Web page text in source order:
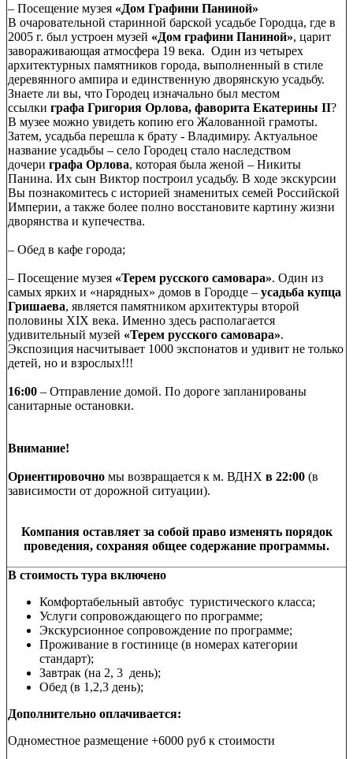
– Посещение музея «Дом Графини Паниной»
В очаровательной старинной барской усадьбе Городца, где в
2005 г. был устроен музей «Дом графини Паниной», царит
завораживающая атмосфера 19 века. Один из четырех
архитектурных памятников города, выполненный в стиле
деревянного ампира и единственную дворянскую усадьбу.
Знаете ли вы, что Городец изначально был местом
ссылки графа Григория Орлова, фаворита Екатерины II?
В музее можно увидеть копию его Жалованной грамоты.
Затем, усадьба перешла к брату - Владимиру. Актуальное
название усадьбы – село Городец стало наследством
дочери графа Орлова, которая была женой – Никиты
Панина. Их сын Виктор построил усадьбу. В ходе экскурсии
Вы познакомитесь с историей знаменитых семей Российской
Империи, а также более полно восстановите картину жизни
дворянства и купечества.
– Обед в кафе города;
– Посещение музея «Терем русского самовара». Один из
самых ярких и «нарядных» домов в Городце – усадьба купца
Гришаева, является памятником архитектуры второй
половины ХIХ века. Именно здесь располагается
удивительный музей «Терем русского самовара».
Экспозиция насчитывает 1000 экспонатов и удивит не только
детей, но и взрослых!!!
16:00 – Отправление домой. По дороге запланированы
санитарные остановки.
Внимание!
Ориентировочно мы возвращается к м. ВДНХ в 22:00 (в
зависимости от дорожной ситуации).
Компания оставляет за собой право изменять порядок
проведения, сохраняя общее содержание программы.
В стоимость тура включено
Комфортабельный автобус туристического класса;
Услуги сопровождающего по программе;
Экскурсионное сопровождение по программе;
Проживание в гостинице (в номерах категории
стандарт);
Завтрак (на 2, 3 день);
Обед (в 1,2,3 день);
Дополнительно оплачивается:
Одноместное размещение +6000 руб к стоимости